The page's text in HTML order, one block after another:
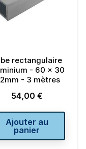
rectangulaire
- 60 x 30
- 3 mètres
Prix
54,00 €
Ajouter au
panier